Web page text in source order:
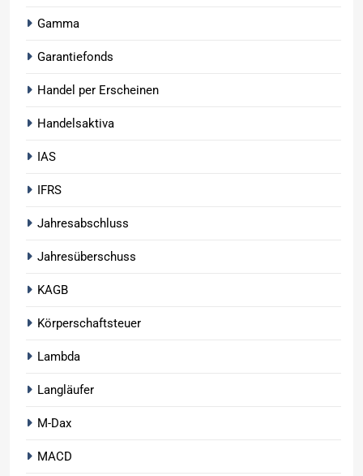
Gamma
Garantiefonds
Handel per Erscheinen
Handelsaktiva
IAS
IFRS
Jahresabschluss
Jahresüberschuss
KAGB
Körperschaftsteuer
Lambda
Langläufer
M-Dax
MACD